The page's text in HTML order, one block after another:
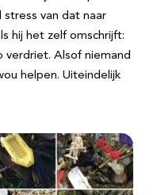
van dat naar
hij het zelf omschrijft:
verdriet. Alsof niemand
helpen. Uiteindelijk